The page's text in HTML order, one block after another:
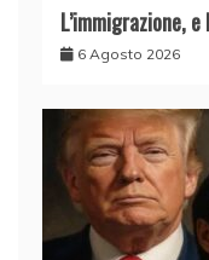
L’immigrazione,
6 Agosto 2026